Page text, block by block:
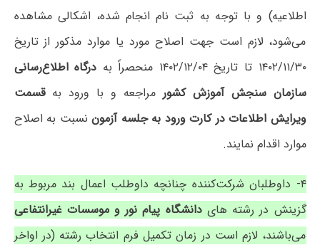
اطلاعیه) و با توجه به ثبت نام انجام شده، اشکالی مشاهده
می‌شود، لازم است جهت اصلاح مورد یا موارد مذکور از تاریخ
۱۴۰۲/۱۱/۳۰ تا تاریخ ۱۴۰۲/۱۲/۰۴ منحصراً به
درگاه اطلاع‌رسانی
سازمان سنجش آموزش کشور مراجعه و با ورود بهقسمت
ویرایش اطلاعات در کارت ورود به جلسه آزمون نسبت به اصلاح
موارد اقدام نمایند.
۴- داوطلبان شرکت‌کننده چنانچه داوطلب اعمال بند مربوط به
گزینش در رشته های دانشگاه پیام نور و موسسات غیرانتفاعی
می‌باشند، لازم است در زمان تکمیل فرم انتخاب رشته (در اواخر